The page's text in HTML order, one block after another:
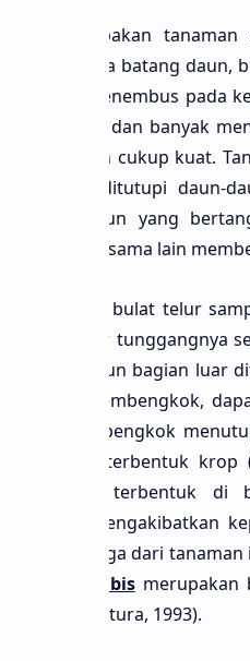
merupakan tanaman
tubuh utama batang daun,
yaitu menembus pada
pendek dan banyak
lunak dan cukup kuat.
yang ditutupi daun-
helaian daun yang
satu sama lain
yaitu bulat telur
akar tunggangnya
2010). Daun bagian
tidak membengkok,
mulai membengkok
ini akan terbentuk krop
yang terbentuk di
tersebut mengakibatkan
Bunga dari
bunga kubismerupakan
Hortikultura, 1993).